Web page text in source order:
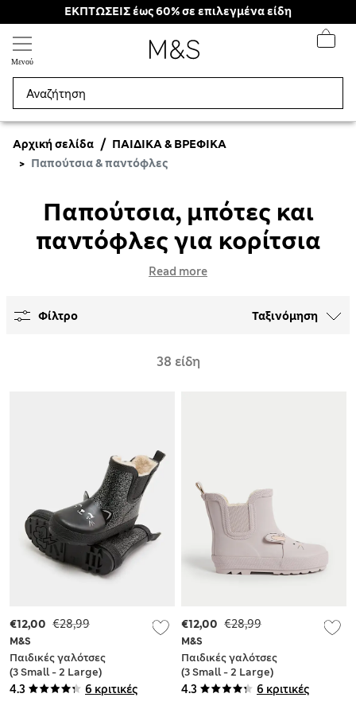
ΕΚΠΤΩΣΕΙΣ έως 60% σε επιλεγμένα είδη
Μενού
Αρχική σελίδα
ΠΑΙΔΙΚΆ & ΒΡΕΦΙΚΆ
Παπούτσια & παντόφλες
Παπούτσια, μπότες και
παντόφλες για κορίτσια
Read more
Φίλτρο Ταξινόμηση
38 είδη
4.3 6 κριτικές
M&S
Παιδικές γαλότσες
(3 Small - 2 Large)
€28,99
€12,00
4.3 6 κριτικές
M&S
Παιδικές γαλότσες
(3 Small - 2 Large)
€28,99
€12,00